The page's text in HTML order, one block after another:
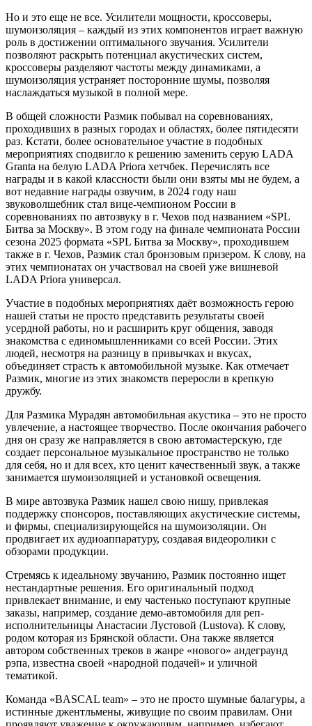
Но и это еще не все. Усилители мощности, кроссоверы,
шумоизоляция – каждый из этих компонентов играет важную
роль в достижении оптимального звучания. Усилители
позволяют раскрыть потенциал акустических систем,
кроссоверы разделяют частоты между динамиками, а
шумоизоляция устраняет посторонние шумы, позволяя
наслаждаться музыкой в полной мере.
В общей сложности Размик побывал на соревнованиях,
проходивших в разных городах и областях, более пятидесяти
раз. Кстати, более основательное участие в подобных
мероприятиях сподвигло к решению заменить серую LADA
Granta на белую LADA Priora хетчбек. Перечислять все
награды и в какой классности были они взяты мы не будем, а
вот недавние награды озвучим, в 2024 году наш
звуковолшебник стал вице-чемпионом России в
соревнованиях по автозвуку в г. Чехов под названием «SPL
Битва за Москву». В этом году на финале чемпионата России
сезона 2025 формата «SPL Битва за Москву», проходившем
также в г. Чехов, Размик стал бронзовым призером. К слову, на
этих чемпионатах он участвовал на своей уже вишневой
LADA Priora универсал.
Участие в подобных мероприятиях даёт возможность герою
нашей статьи не просто представить результаты своей
усердной работы, но и расширить круг общения, заводя
знакомства с единомышленниками со всей России. Этих
людей, несмотря на разницу в привычках и вкусах,
объединяет страсть к автомобильной музыке. Как отмечает
Размик, многие из этих знакомств переросли в крепкую
дружбу.
Для Размика Мурадян автомобильная акустика – это не просто
увлечение, а настоящее творчество. После окончания рабочего
дня он сразу же направляется в свою автомастерскую, где
создает персональное музыкальное пространство не только
для себя, но и для всех, кто ценит качественный звук, а также
занимается шумоизоляцией и установкой освещения.
В мире автозвука Размик нашел свою нишу, привлекая
поддержку спонсоров, поставляющих акустические системы,
и фирмы, специализирующейся на шумоизоляции. Он
продвигает их аудиоаппаратуру, создавая видеоролики с
обзорами продукции.
Стремясь к идеальному звучанию, Размик постоянно ищет
нестандартные решения. Его оригинальный подход
привлекает внимание, и ему частенько поступают крупные
заказы, например, создание демо-автомобиля для реп-
исполнительницы Анастасии Лустовой (Lustova). К слову,
родом которая из Брянской области. Она также является
автором собственных треков в жанре «нового» андеграунд
рэпа, известна своей «народной подачей» и уличной
тематикой.
Команда «BASCAL team» – это не просто шумные балагуры, а
истинные джентльмены, живущие по своим правилам. Они